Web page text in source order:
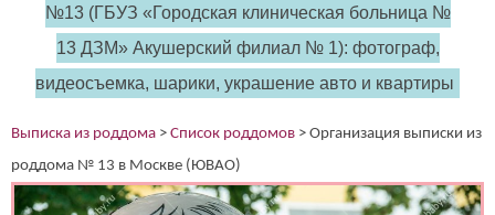
№13 (ГБУЗ «Городская клиническая больница №
13 ДЗМ» Акушерский филиал № 1): фотограф,
видеосъемка, шарики, украшение авто и квартиры
Выписка из роддома > Список роддомов > Организация выписки из
роддома № 13 в Москве (ЮВАО)